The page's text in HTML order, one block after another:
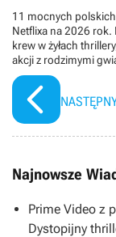
11 mocnych
Netflixa na 2026 rok.
krew w żyłach
akcji z rodzimymi
kontynuacje wielkich
Najnowsze
Prime Video z
Dystopijny